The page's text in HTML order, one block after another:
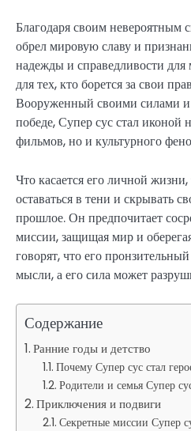
Благодаря своим невероятным
обрел мировую славу и
надежды и справедливости
для тех, кто борется за свои
Вооруженный своими силами
победе, Супер сус стал иконой
фильмов, но и культурного
Что касается его личной
оставаться в тени и скрывать
прошлое. Он предпочитает
миссии, защищая мир и
говорят, что его
мысли, а его сила может
Содержание
Ранние годы и детство
Почему Супер сус стал
Родители и семья Супер
Приключения и подвиги
Секретные миссии Супер